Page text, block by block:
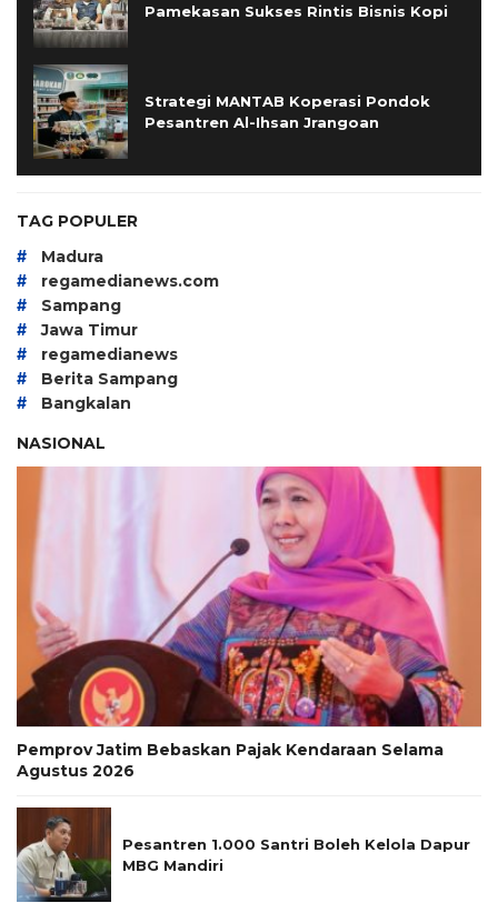
Pamekasan Sukses Rintis Bisnis Kopi
Strategi MANTAB Koperasi Pondok
Pesantren Al-Ihsan Jrangoan
TAG POPULER
# Madura
# regamedianews.com
# Sampang
# Jawa Timur
# regamedianews
# Berita Sampang
#
Bangkalan
NASIONAL
Pemprov Jatim Bebaskan Pajak Kendaraan Selama
Agustus 2026
Pesantren 1.000 Santri Boleh Kelola Dapur
MBG Mandiri